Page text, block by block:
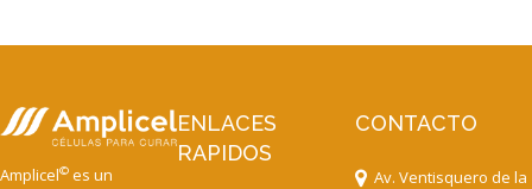
Amplicel© es un
ENLACES
RAPIDOS
CONTACTO
Av. Ventisquero de la